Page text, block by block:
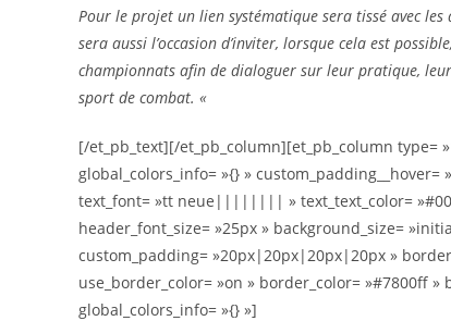
Pour le projet un lien systématique sera tissé avec
sera aussi l’occasion d’inviter, lorsque cela est
championnats afin de dialoguer sur leur pratique,
sport de combat. «
[/et_pb_text][/et_pb_column][et_pb_column type=
global_colors_info= »{} »
text_font= »tt neue|||||||| » text_text_color=
header_font_size= »25px » background_size=
custom_padding= »20px|20px|20px|20px »
use_border_color= »on » border_color= »#7800ff
global_colors_info= »{} »]